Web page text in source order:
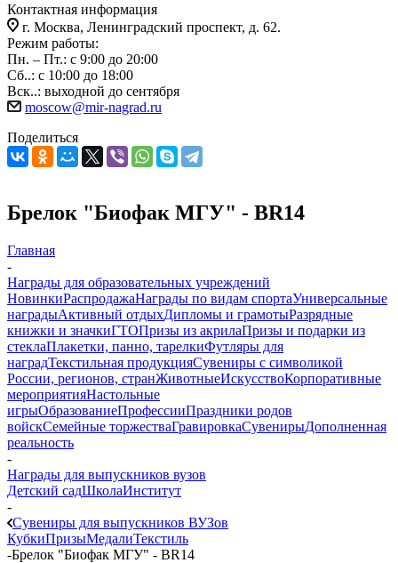
Контактная информация
г. Москва, Ленинградский проспект, д. 62.
Режим работы:
Пн. – Пт.: с 9:00 до 20:00
Сб..: с 10:00 до 18:00
Вск..: выходной до сентября
moscow@mir-nagrad.ru
Поделиться
Брелок "Биофак МГУ" - BR14
Главная
-
Награды для образовательных учреждений
НовинкиРаспродажаНаграды по видам спортаУниверсальные
наградыАктивный отдыхДипломы и грамотыРазрядные
книжки и значкиГТОПризы из акрилаПризы и подарки из
стеклаПлакетки, панно, тарелкиФутляры для
наградТекстильная продукцияСувениры с символикой
России, регионов, странЖивотныеИскусствоКорпоративные
мероприятияНастольные
игрыОбразованиеПрофессииПраздники родов
войскСемейные торжестваГравировкаСувенирыДополненная
реальность
-
Награды для выпускников вузов
Детский садШколаИнститут
-
Сувениры для выпускников ВУЗов
КубкиПризыМедалиТекстиль
-Брелок "Биофак МГУ" - BR14